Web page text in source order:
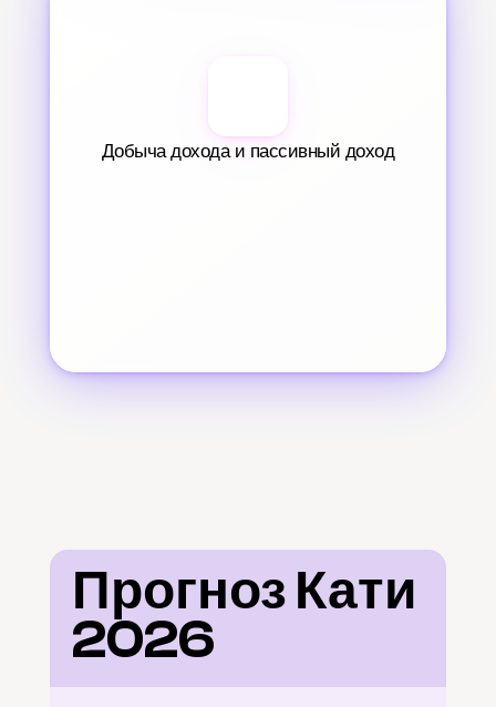
Добыча дохода и пассивный доход
Прогноз Кати
2026